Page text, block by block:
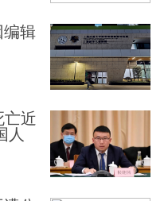
编辑
亡近
人